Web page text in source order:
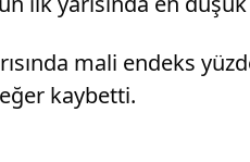
mali endeks
kaybetti.